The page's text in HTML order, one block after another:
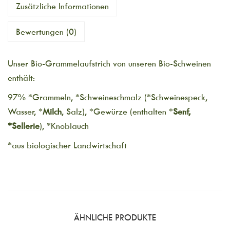
Zusätzliche Informationen
Bewertungen (0)
Unser Bio-Grammelaufstrich von unseren Bio-Schweinen
enthält:
97% *Grammeln, *Schweineschmalz (*Schweinespeck,
Wasser, *Milch, Salz), *Gewürze (enthalten *Senf,
*Sellerie), *Knoblauch
*aus biologischer Landwirtschaft
ÄHNLICHE PRODUKTE